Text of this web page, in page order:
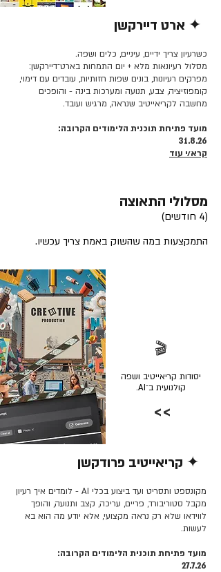
✦ ארט דיירקשן
כשרעיון צריך ידיים, עיניים, כלים ושפה.
מסלול רעיונאות מלא + יום התמחות בארט־דיירקשן:
מפרקים רעיונות, בונים שפות חזותיות, עובדים עם דימוי,
קומפוזיציה, צבע, תנועה ומערכות בינה - והופכים
מחשבה לקריאייטיב שנראה, מרגיש ועובד.
מועד פתיחת תוכנית הלימודים הקרובה:
31.8.26
קרא/י עוד
מסלולי התאוצה
(4 חודשים)
התמקצעות במה שהשוק באמת צריך עכשיו.
🎬
יסודות קריאייטיב ושפה
קולנועית ב־AI.
>>
✦ קריאייטיב פרודקשן
מקונספט ותסריט ועד ביצוע בכלי AI - לומדים איך רעיון
מקבל סטוריבורד, פריים, עריכה, קצב ותנועה, והופך
לווידאו שלא רק נראה מקצועי, אלא יודע מה הוא בא
לעשות.
מועד פתיחת תוכנית הלימודים הקרובה:
27.7.26